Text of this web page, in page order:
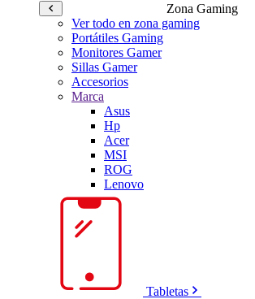
Zona Gaming
Ver todo en zona gaming
Portátiles Gaming
Monitores Gamer
Sillas Gamer
Accesorios
Marca
Asus
Hp
Acer
MSI
ROG
Lenovo
Tabletas